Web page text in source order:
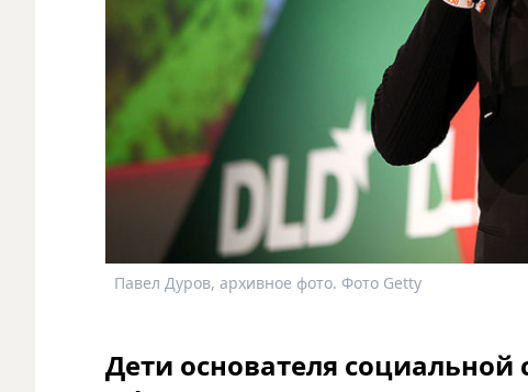
Павел Дуров, архивное фото. Фото Getty
Дети основателя социальной